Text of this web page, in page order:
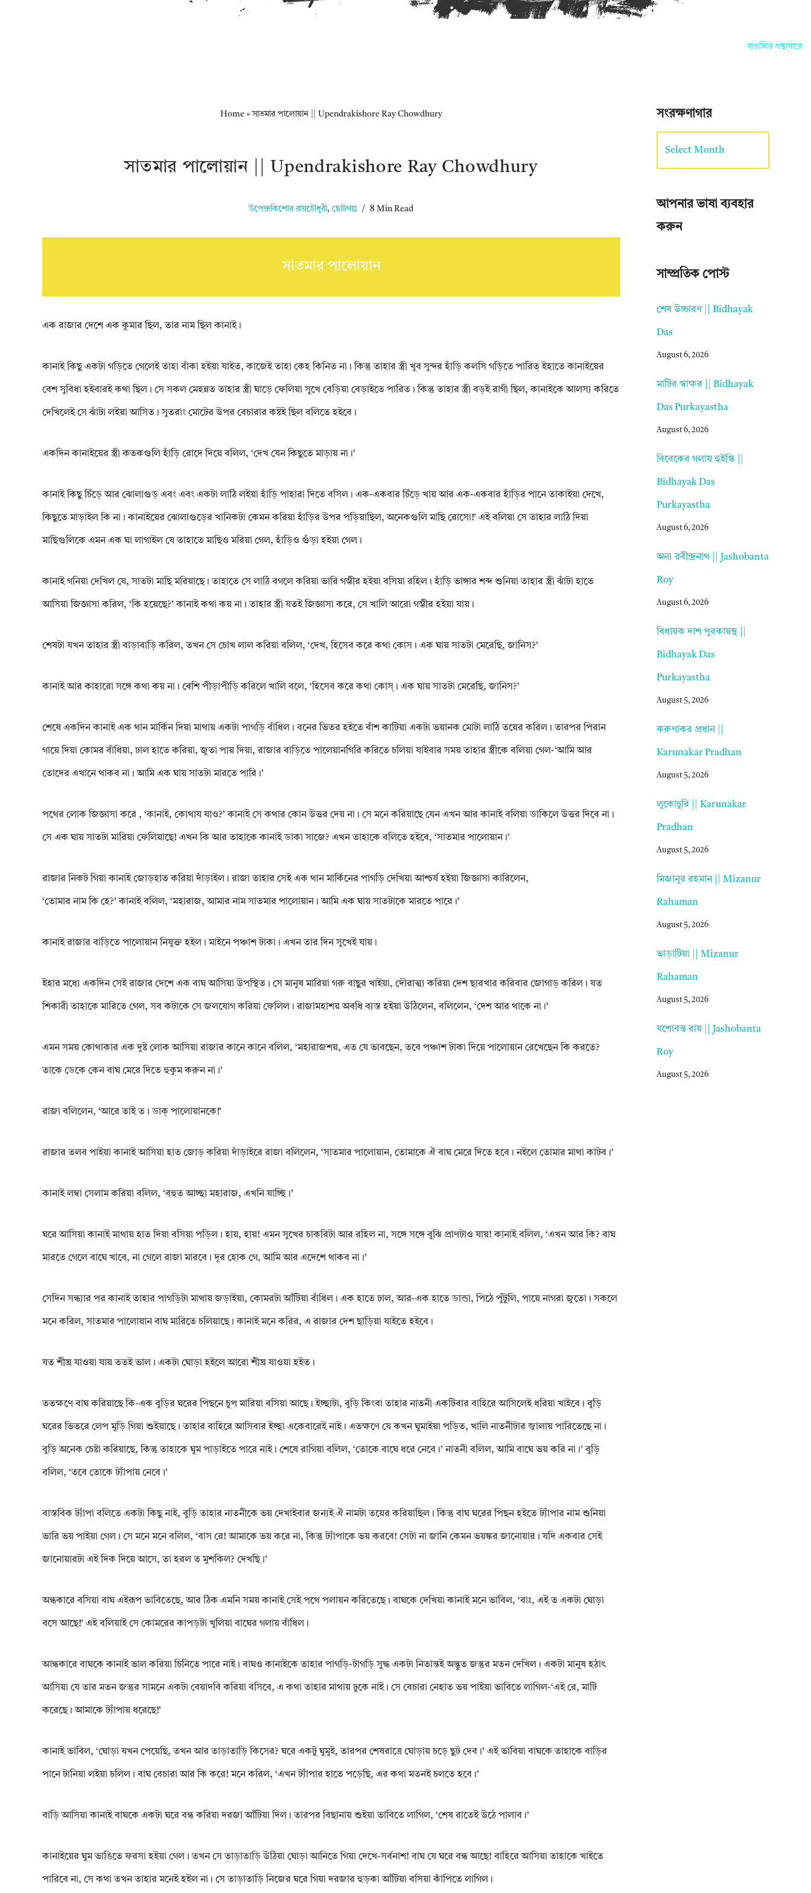
বাঙালির গ্রন্থাগারে
Home»সাতমার পালোয়ান || Upendrakishore Ray Chowdhury
সাতমার পালোয়ান || Upendrakishore Ray Chowdhury
উপেন্দ্রকিশোর রায়চৌধুরী, ছোটগল্প 8 Min Read
সাতমার পালোয়ান
এক রাজার দেশে এক কুমার ছিল, তার নাম ছিল কানাই।
কানাই কিছু একটা গড়িতে গেলেই তাহা বাঁকা হইয়া যাইত, কাজেই তাহা কেহ কিনিত না। কিন্তু তাহার স্ত্রী খুব সুন্দর হাঁড়ি কলসি গড়িতে পারিত্‌ ইহাতে কানাইয়ের
বেশ সুবিধা হইবারই কথা ছিল। সে সকল মেহন্নত তাহার স্ত্রী ঘাড়ে ফেলিয়া সুখে বেড়িয়া বেড়াইতে পারিত। কিন্তু তাহার স্ত্রী বড়ই রাগী ছিল, কানাইকে আলস্য করিতে
দেখিলেই সে ঝাঁটা লইয়া আসিত। সুতরাং মোটের উপর বেচারার কষ্টই ছিল বলিতে হইবে।
একদিন কানাইয়ের স্ত্রী কতকগুলি হাঁড়ি রোদে দিয়ে বলিল, ‘দেখ যেন কিছুতে মাড়ায় না।’
কানাই কিছু চিঁড়ে আর ঝোলাগুড় এবং এবং একটা লাঠি লইয়া হাঁড়ি পাহারা দিতে বসিল। এক-একবার চিঁড়ে খায় আর এক-একবার হাঁড়ির পানে তাকাইয়া দেখে,
কিছুতে মাড়াইল কি না। কানাইয়ের ঝোলাগুড়ের খানিকটা কেমন করিয়া হাঁড়ির উপর পড়িয়াছিল, অনেকগুলি মাছি রোসো!’ এই বলিয়া সে তাহার লাঠি দিয়া
মাছিগুলিকে এমন এক ঘা লাগাইল যে তাহাতে মাছিও মরিয়া গেল, হাঁড়িও গুঁড়া হইয়া গেল।
কানাই গনিয়া দেখিল যে, সাতটা মাছি মরিয়াছে। তাহাতে সে লাঠি বগলে করিয়া ভারি গম্ভীর হইয়া বসিয়া রহিল। হাঁড়ি ভাঙ্গার শব্দ শুনিয়া তাহার স্ত্রী ঝাঁটা হাতে
আসিয়া জিজ্ঞাসা করিল, ‘কি হয়েছে?’ কানাই কথা কয় না। তাহার স্ত্রী যতই জিজ্ঞাসা করে, সে খালি আরো গম্ভীর হইয়া যায়।
শেষটা যখন তাহার স্ত্রী বাড়াবাড়ি করিল, তখন সে চোখ লাল করিয়া বলিল, ‘দেখ, হিসেব করে কথা কোস। এক ঘায় সাতটা মেরেছি, জানিস?’
কানাই আর কাহারো সঙ্গে কথা কয় না। বেশি পীড়াপীড়ি করিলে খালি বলে, ‘হিসেব করে কথা কোস্‌। এক ঘায় সাতটা মেরেছি, জানিস?’
শেষে একদিন কানাই এক থান মার্কিন দিয়া মাথায় একটা পাগড়ি বাঁধিল। বনের ভিতর হইতে বাঁশ কাটিয়া একটা ভয়ানক মোটা লাঠি তয়ের করিল। তারপর পিরান
গায়ে দিয়া কোমর বাঁধিয়া, ঢাল হাতে করিয়া, জুতা পায় দিয়া, রাজার বাড়িতে পালেয়ানগিরি করিতে চলিয়া যাইবার সময় তাহার স্ত্রীকে বলিয়া গেল-‘আমি আর
তোদের এখানে থাকব না। আমি এক ঘায় সাতটা মারতে পারি।’
পথের লোক জিজ্ঞাসা করে , ‘কানাই, কোথায যাও?’ কানাই সে কথার কোন উত্তর দেয় না। সে মনে করিয়াছে যেন এখন আর কানাই বলিয়া ডাকিলে উত্তর দিবে না।
সে এক ঘায় সাতটা মারিয়া ফেলিয়াছে! এখন কি আর তাহাকে কানাই ডাকা সাজে? এখন তাহাকে বলিতে হইবে, ‘সাতমার পালোয়ান।’
রাজার নিকট গিয়া কানাই জোড়হাত করিয়া দাঁড়াইল। রাজা তাহার সেই এক থান মার্কিনের পাগড়ি দেখিয়া আশ্চর্য হইয়া জিজ্ঞাসা কারিলেন,
‘তোমার নাম কি হে?’ কানাই বলিল, ‘মহারাজ, আমার নাম সাতমার পালোয়ান। আমি এক ঘায় সাতটাকে মারতে পারে।’
কানাই রাজার বাড়িতে পালোয়ান নিযুক্ত হইল। মাইনে পঞ্চাশ টাকা। এখন তার দিন সুখেই যায়।
ইহার মধ্যে একদিন সেই রাজার দেশে এক বাঘ আসিয়া উপস্থিত। সে মানুষ মারিয়া গরু বাছুর খাইয়া, দৌরাত্ম্য করিয়া দেশ ছারখার করিবার জোগাড় করিল। যত
শিকারী তাহাকে মারিতে গেল, সব কটাকে সে জলযোগ করিয়া ফেলিল। রাজামহাশয় অবধি ব্যস্ত হইয়া উঠিলেন, বলিলেন, ‘দেশ আর থাকে না।’
এমন সময় কোথাকার এক দুষ্ট লোক আসিয়া রাজার কানে কানে বলিল, ‘মহারাজশয়, এত যে ভাবছেন, তবে পঞ্চাশ টাকা দিয়ে পালোয়ান রেখেছেন কি করতে?
তাকে ডেকে কেন বাঘ মেরে দিতে হুকুম করুন না।’
রাজা বলিলেন, ‘আরে তাই ত। ডাক্ পালোয়ানকে!’
রাজার তলব পাইয়া কানাই আসিয়া হাত জোড় করিয়া দাঁড়াইরে রাজা বলিলেন, ‘সাতমার পালোয়ান, তোমাকে ঐ বাঘ মেরে দিতে হবে। নইলে তোমার মাথা কাটব।’
কানাই লম্বা সেলাম করিয়া বলিল, ‘বহুত আচ্ছা মহারাজ, এখনি যাচ্ছি।’
ঘরে আসিয়া কানাই মাথায় হাত দিয়া বসিয়া পড়িল। হায়, হায়! এমন সুখের চাকরিটা আর রহিল না, সঙ্গে সঙ্গে বুঝি প্রাণটাও যায়! কানাই বলিল, ‘এখন আর কি? বাঘ
মারতে গেলে বাঘে খাবে, না গেলে রাজা মারবে। দূর হোক গে, আমি আর এদেশে থাকব না।’
সেদিন সন্ধ্যার পর কানাই তাহার পাগড়িটা মাথায় জড়াইয়া, কোমরটা আঁটিয়া বাঁধিল। এক হাতে ঢাল, আর-এক হাতে ডান্ডা, পিঠে পুঁটুলি, পায়ে নাগরা জুতো। সকলে
মনে করিল, সাতমার পালোয়ান বাঘ মারিতে চলিয়াছে। কানাই মনে করির, এ রাজার দেশ ছাড়িয়া যাইতে হইবে।
যত শীঘ্র যাওয়া যায় ততই ভাল। একটা ঘোড়া হইলে আরো শীঘ্র যাওয়া হইত।
ততক্ষণে বাঘ করিয়াছে কি-এক বুড়ির ঘরের পিছনে চুপ মারিয়া বসিয়া আছে। ইচ্ছাটা, বুড়ি কিংবা তাহার নাতনী একটিবার বাহিরে আসিলেই ধরিয়া খাইবে। বুড়ি
ঘরের ভিতরে লেপ মুড়ি গিয়া শুইয়াছে। তাহার বাহিরে আসিবার ইচ্ছা একেবারেই নাই। এতক্ষণে যে কখন ঘুমাইয়া পড়িত, খালি নাতনীটার জ্বালায় পারিতেছে না।
বুড়ি অনেক চেষ্টা করিয়াছে, কিন্তু তাহাকে ঘুম পাড়াইতে পারে নাই। শেষে রাগিয়া বলিল, ‘তোকে বাঘে ধরে নেবে।’ নাতনী বলিল, আমি বাঘে ভয় করি না।’ বুড়ি
বলিল, ‘তবে তোকে ট্যাঁপায় নেবে।’
বাস্তবিক ট্যাঁপা বলিতে একটা কিছু নাই, বুড়ি তাহার নাতনীকে ভয় দেখাইবার জন্যই ঐ নামটা তয়ের করিয়াছিল। কিন্তু বাঘ ঘরের পিছন হইতে ট্যাঁপার নাম শুনিয়া
ভারি ভয় পাইয়া গেল। সে মনে মনে বলিল, ‘বাস রে! আমাকে ভয় করে না, কিন্তু ট্যাঁপাকে ভয় করবে! সেটা না জানি কেমন ভয়ঙ্কর জানোয়ার। যদি একবার সেই
জানোয়ারটা এই দিক দিয়ে আসে, তা হরল ত মুশকিল? দেখছি।’
অন্ধকারে বসিয়া বাঘ এইরূপ ভাবিতেছে, আর ঠিক এমনি সময় কানাই সেই পথে পলায়ন করিতেছে। বাঘকে দেখিয়া কানাই মনে ভাবিল, ‘বাঃ, এই ত একটা ঘোড়া
বসে আছে!’ এই বলিয়াই সে কোমরের কাপড়টা খুলিয়া বাঘের গলায় বাঁধিল।
আন্ধকারে বাঘকে কানাই ভাল করিয়া চিনিতে পারে নাই। বাঘও কানাইকে তাহার পাগড়ি-টাগড়ি সুদ্ধ একটা নিতান্তই অদ্ভুত জন্তুর মতন দেখিল। একটা মানুষ হঠাৎ
আসিয়া যে তার মতন জন্তুর সামনে একটা বেয়াদবি করিয়া বসিবে, এ কথা তাহার মাথায় ঢুকে নাই। সে বেচারা নেহাত ভয় পাইয়া ভাবিতে লাগিল-‘এই রে, মাটি
করেছে। আমাকে ট্যাঁপায় ধরেছে!’
কানাই ভাবিল, ‘ঘোড়া যখন পেয়েছি, তখন আর তাড়াতাড়ি কিসের? ঘরে একটু ঘুমুই, তারপর শেষরাত্রে ঘোড়ায় চড়ে ছুট দেব।’ এই ভাবিয়া বাঘকে তাহাকে বাড়ির
পানে টানিয়া লইয়া চলিল। বাঘ বেচারা আর কি করে! মনে করিল, ‘এখন ট্যাঁপার হাতে পড়েছি, এর কথা মতনই চলতে হবে।’
বাড়ি আসিয়া কানাই বাঘকে একটা ঘরে বন্ধ করিয়া দরজা আঁটিয়া দিল। তারপর বিছানায় শুইয়া ভাবিতে লাগিল, ‘শেষ রাতেই উঠে পালাব।’
কানাইয়ের ঘুম ভাঙিতে ফরসা হইয়া গেল। তখন সে তাড়াতাড়ি উঠিয়া ঘোড়া আনিতে গিয়া দেখে-সর্বনাশ! বাঘ যে ঘরে বন্ধ আছে! বাহিরে আসিয়া তাহাকে খাইতে
পারিবে না, সে কথা তখন তাহার মনেই হইল না। সে তাড়াতাড়ি নিজের ঘরে গিয়া দরজার হুড়কা আঁটিয়া বসিয়া কাঁপিতে লাগিল।
সংরক্ষণাগার
আপনার ভাষা ব্যবহার
করুন
সাম্প্রতিক পোস্ট
শেষ উচ্চারণ || Bidhayak
Das
August 6, 2026
মাটির স্বাক্ষর || Bidhayak
Das Purkayastha
August 6, 2026
বিবেকের গলায় হুইস্কি ||
Bidhayak Das
Purkayastha
August 6, 2026
অন্য রবীন্দ্রনাথ || Jashobanta
Roy
August 6, 2026
বিধায়ক দাশ পুরকায়স্থ ||
Bidhayak Das
Purkayastha
August 5, 2026
করুণাকর প্রধান ||
Karunakar Pradhan
August 5, 2026
লুকোচুরি || Karunakar
Pradhan
August 5, 2026
মিজানুর রহমান || Mizanur
Rahaman
August 5, 2026
ভাড়াটিয়া || Mizanur
Rahaman
August 5, 2026
যশোবন্ত রায় || Jashobanta
Roy
August 5, 2026